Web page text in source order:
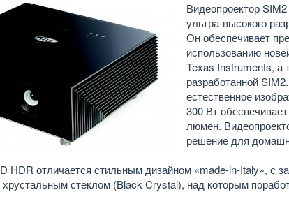
Видеопроектор
ультра-высокого
Он обеспечивает
использованию
Texas Instruments, а
разработанной
естественное
300 Вт
люмен.
решение для
HDR отличается стильным дизайном «made-in-Italy», с
стеклом (Black Crystal), над которым